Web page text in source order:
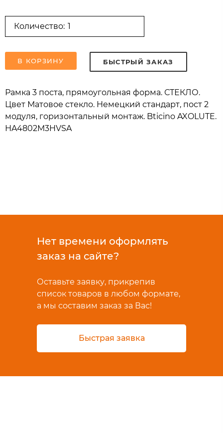
Количество:
В КОРЗИНУ БЫСТРЫЙ ЗАКАЗ
Рамка 3 поста, прямоугольная форма. СТЕКЛО.
Цвет Матовое стекло. Немецкий стандарт, пост 2
модуля, горизонтальный монтаж. Bticino AXOLUTE.
HA4802M3HVSA
Нет времени оформлять
заказ на сайте?
Оставьте заявку, прикрепив
список товаров в любом формате,
а мы составим заказ за Вас!
Быстрая заявка